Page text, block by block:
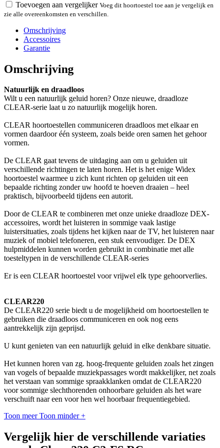
Toevoegen aan vergelijker Voeg dit hoortoestel toe aan je vergelijk en
zie alle overeenkomsten en verschillen.
Omschrijving
Accessoires
Garantie
Omschrijving
Natuurlijk en draadloos
Wilt u een natuurlijk geluid horen? Onze nieuwe, draadloze
CLEAR-serie laat u zo natuurlijk mogelijk horen.
CLEAR hoortoestellen communiceren draadloos met elkaar en
vormen daardoor één systeem, zoals beide oren samen het gehoor
vormen.
De CLEAR gaat tevens de uitdaging aan om u geluiden uit
verschillende richtingen te laten horen. Het is het enige Widex
hoortoestel waarmee u zich kunt richten op geluiden uit een
bepaalde richting zonder uw hoofd te hoeven draaien – heel
praktisch, bijvoorbeeld tijdens een autorit.
Door de CLEAR te combineren met onze unieke draadloze DEX-
accessoires, wordt het luisteren in sommige vaak lastige
luistersituaties, zoals tijdens het kijken naar de TV, het luisteren naar
muziek of mobiel telefoneren, een stuk eenvoudiger. De DEX
hulpmiddelen kunnen worden gebruikt in combinatie met alle
toesteltypen in de verschillende CLEAR-series
Er is een CLEAR hoortoestel voor vrijwel elk type gehoorverlies.
CLEAR220
De CLEAR220 serie biedt u de mogelijkheid om hoortoestellen te
gebruiken die draadloos communiceren en ook nog eens
aantrekkelijk zijn geprijsd.
U kunt genieten van een natuurlijk geluid in elke denkbare situatie.
Het kunnen horen van zg. hoog-frequente geluiden zoals het zingen
van vogels of bepaalde muziekpassages wordt makkelijker, net zoals
het verstaan van sommige spraakklanken omdat de CLEAR220
voor sommige slechthorenden onhoorbare geluiden als het ware
verschuift naar een voor hen wel hoorbaar frequentiegebied.
Toon meer Toon minder +
Vergelijk hier de verschillende variaties